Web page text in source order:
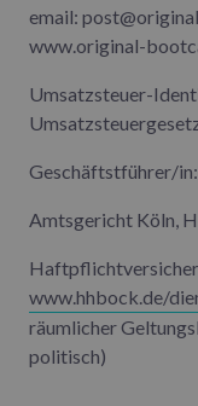
email:
www.original-
Umsatzsteuer-
Geschäftstführer/
Amtsgericht Köln,
www.hhbock.de/
räumlicher
politisch)